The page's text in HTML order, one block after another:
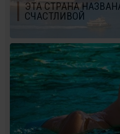
ЭТА СТРАНА
СЧАСТЛИВОЙ